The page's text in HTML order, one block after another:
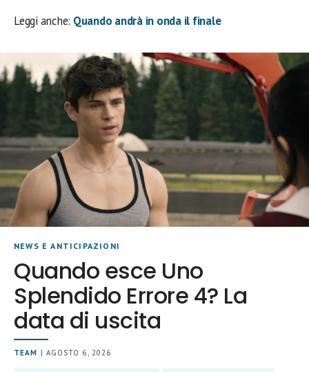
Leggi anche: Quando andrà in onda il finale
NEWS E ANTICIPAZIONI
Quando esce Uno
Splendido Errore 4? La
data di uscita
TEAM | AGOSTO 6, 2026